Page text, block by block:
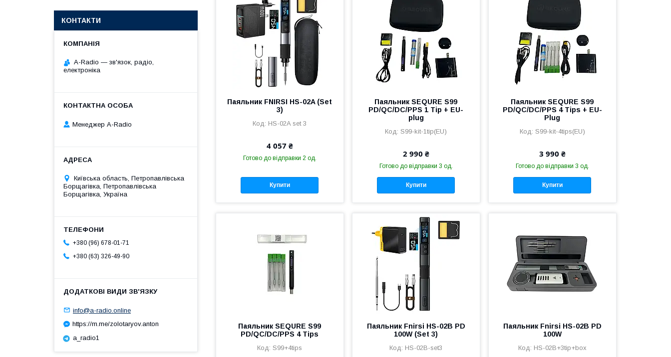
Паяльник FNIRSI HS-02A (Set
3)
HS-02A set 3
4 057 ₴
Готово до відправки 2 од.
Купити
Паяльник SEQURE S99
PD/QC/DC/PPS 1 Tip + EU-
plug
S99-kit-1tip(EU)
2 990 ₴
Готово до відправки 3 од.
Купити
Паяльник SEQURE S99
PD/QC/DC/PPS 4 Tips + EU-
Plug
S99-kit-4tips(EU)
3 990 ₴
Готово до відправки 3 од.
Купити
Паяльник SEQURE S99
PD/QC/DC/PPS 4 Tips
S99+4tips
Паяльник Fnirsi HS-02B PD
100W (Set 3)
HS-02B-set3
Паяльник Fnirsi HS-02B PD
100W
HS-02B+3tip+box
КОНТАКТИ
A-Radio — зв'язок, радіо,
електроніка
Менеджер A-Radio
Київська область, Петропавлівська
Борщагівка, Петропавлівська
Борщагівка, Україна
+380 (96) 678-01-71
+380 (63) 326-49-90
info@a-radio.online
https://m.me/zolotaryov.anton
a_radio1